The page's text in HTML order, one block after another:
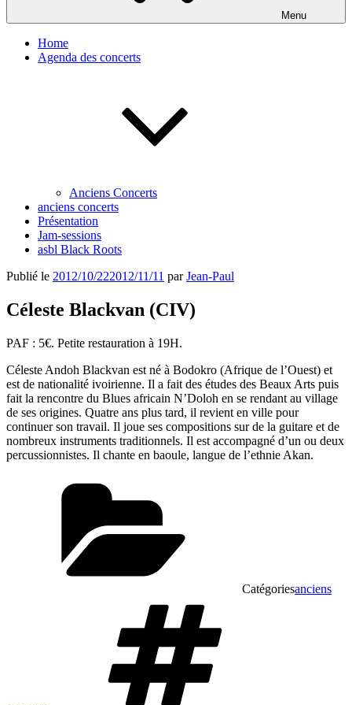
Menu
Home
Agenda des concerts
Anciens Concerts
anciens concerts
Présentation
Jam-sessions
asbl Black Roots
Publié le 2012/10/222012/11/11 parJean-Paul
Céleste Blackvan (CIV)
PAF : 5€. Petite restauration à 19H.
Céleste Andoh Blackvan est né à Bodokro (Afrique de l’Ouest) et
est de nationalité ivoirienne. Il a fait des études des Beaux Arts puis
fait la rencontre du Blues africain N’Doloh en se rendant au village
de ses origines. Quatre ans plus tard, il revient en ville pour
continuer son travail. Il joue ses compositions sur de la guitare et de
nombreux instruments traditionnels. Il est accompagné d’un ou deux
percussionnistes. Il chante en baoule, langue de l’ethnie Akan.
Catégoriesanciens